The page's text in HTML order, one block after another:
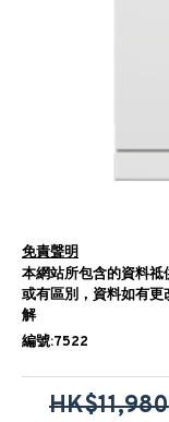
免責聲明
本網站所包含的資料
或有區別，資料如有
解
編號:7522
HK$11,980